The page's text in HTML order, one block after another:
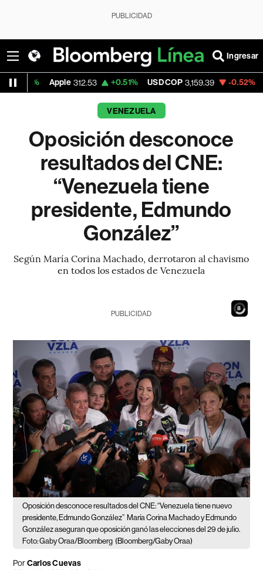
PUBLICIDAD
Ingresar
312.53 +0.51% USD COP 3,159.39 -0.52% Tesla
VENEZUELA
Oposición desconoce
resultados del CNE:
“Venezuela tiene
presidente, Edmundo
González”
Según María Corina Machado, derrotaron al chavismo
en todos los estados de Venezuela
7
PUBLICIDAD
Oposición desconoce resultados del CNE: “Venezuela tiene nuevo
presidente, Edmundo González” María Corina Machado y Edmundo
González aseguran que oposición ganó las elecciones del 29 de julio.
Foto: Gaby Oraa/Bloomberg (Bloomberg/Gaby Oraa)
PorCarlos Cuevas